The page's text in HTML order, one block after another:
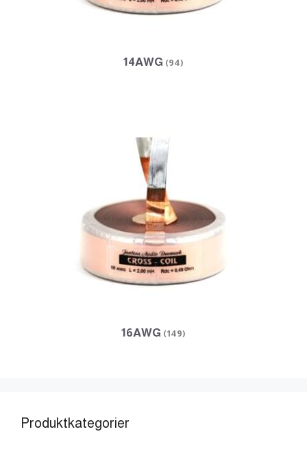
14AWG (94)
16AWG (149)
Produktkategorier